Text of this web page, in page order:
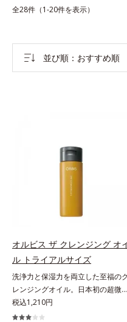
全28件（1-20件を表示）
並び順 おすすめ順
オルビス ザ クレンジング オ
ル トライアルサイズ
洗浄力と保湿力を両立した至福のク
レンジングオイル。日本初の超微粒
子技術(*1)が毛穴奥の微細な汚れに
アプローチ。圧倒的な洗浄力と毛穴
税込1,210円